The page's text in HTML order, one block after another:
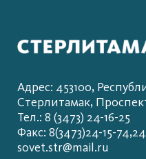
Адрес: 453100,
Стерлитамак,
Тел.: 8 (3473) 24-16-25
Факс: 8(3473)24-15-
sovet.str@mail.ru